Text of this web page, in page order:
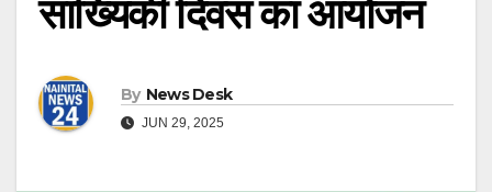
सांख्यिकी दिवस का आयोजन
By News Desk
JUN 29, 2025